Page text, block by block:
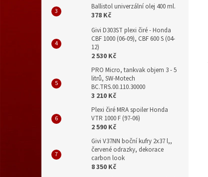
Ballistol univerzální olej 400 ml.
378 Kč
Givi D303ST plexi čiré - Honda
CBF 1000 (06-09), CBF 600 S (04-
12)
2 530 Kč
PRO Micro, tankvak objem 3 - 5
litrů, SW-Motech
BC.TRS.00.110.30000
3 210 Kč
Plexi čiré MRA spoiler Honda
VTR 1000 F (97-06)
2 590 Kč
Givi V37NN boční kufry 2x37 l,,
červené odrazky, dekorace
carbon look
8 350 Kč